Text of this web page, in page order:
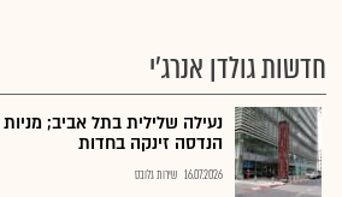
חדשות גולדן אנרג'י
נעילה שלילית בתל אביב;
הנדסה זינקה בחדות
16.07.2026 שירות גלובס